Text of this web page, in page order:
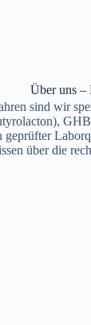
Über uns –
sind wir
über die